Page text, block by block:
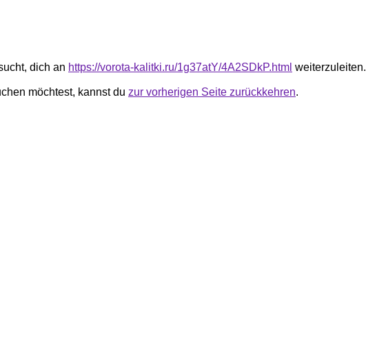
dich an https://vorota-kalitki.ru/1g37atY/4A2SDkP.html weiterzuleiten.
möchtest, kannst du zur vorherigen Seite zurückkehren.